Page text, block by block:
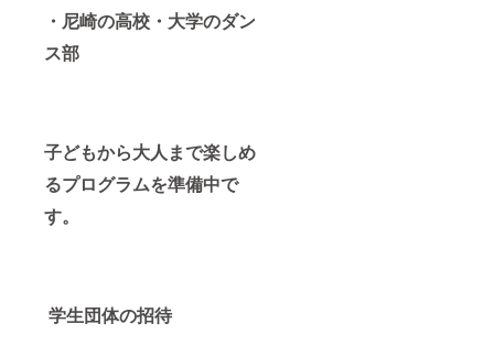
・尼崎の高校・大学のダン
ス部
子どもから大人まで楽しめ
るプログラムを準備中で
す。
学生団体の招待